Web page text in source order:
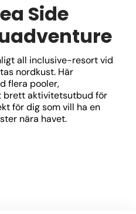
Side
all inclusive-resort vid
nordkust. Här
flera pooler,
brett aktivitetsutbud för
för dig som vill ha en
nära havet.